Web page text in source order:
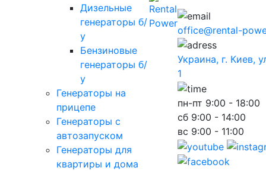
Дизельные
генераторы б/
у
Бензиновые
генераторы б/
у
Генераторы на
прицепе
Генераторы с
автозапуском
Генераторы для
квартиры и дома
office@rental-
Украина, г. Киев,
1
пн-пт 9:00 - 18:00
сб 9:00 - 14:00
вс 9:00 - 11:00